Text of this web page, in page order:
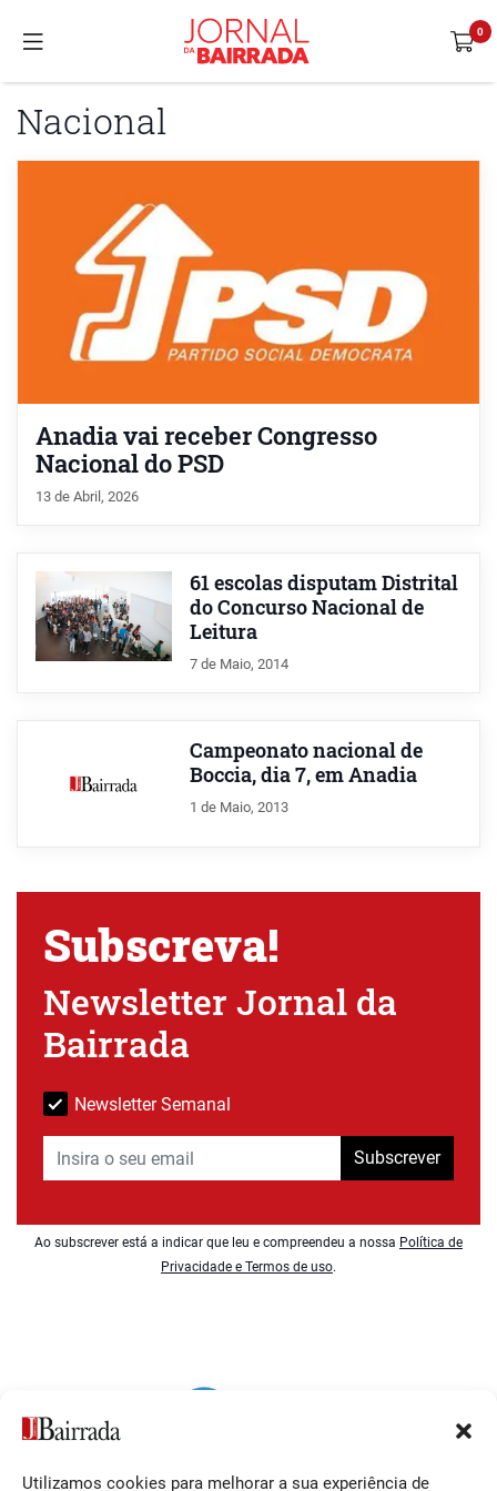
Utilizamos cookies para melhorar a sua experiência de
Nacional
Anadia vai receber Congresso
Nacional do PSD
13 de Abril, 2026
61 escolas disputam Distrital
do Concurso Nacional de
Leitura
7 de Maio, 2014
Campeonato nacional de
Boccia, dia 7, em Anadia
1 de Maio, 2013
Subscreva!
Newsletter Jornal da
Bairrada
Newsletter Semanal
Subscrever
Ao subscrever está a indicar que leu e compreendeu a nossa Política de
Privacidade e Termos de uso.